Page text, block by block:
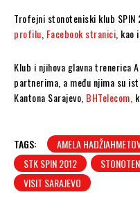
Trofejni stonoteniski klub
profilu Facebook stranici , kao
Klub i njihova glavna trenerica
partnerima, a među njima su
Kantona Sarajevo, BHTelecom,
TAGS: AMELA
STK SPIN 2012
VISIT SARAJEVO